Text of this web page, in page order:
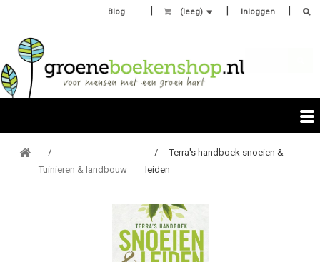
Inloggen
(leeg)
Blog
Tuinieren & landbouw
Terra's handboek snoeien &
leiden